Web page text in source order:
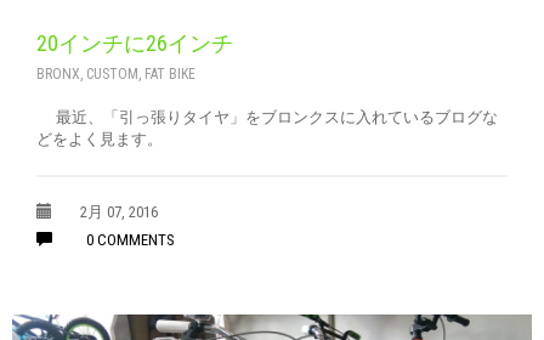
20インチに26インチ
BRONX CUSTOM FAT BIKE
最近、「引っ張りタイヤ」をブロンクスに入れているブログな
どをよく見ます。
2月 07, 2016
0 COMMENTS